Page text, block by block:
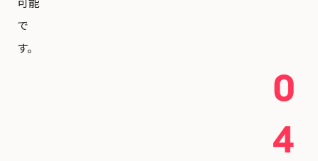
可能
で
す。
0
4